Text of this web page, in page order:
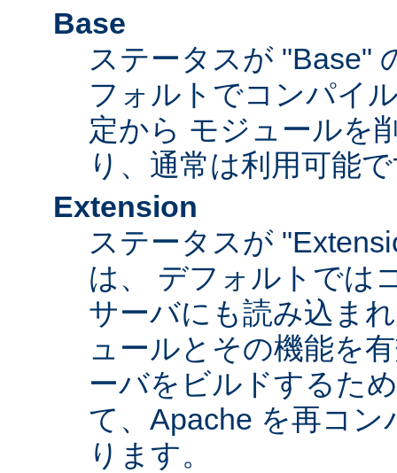
Base
ステータスが "Base"
フォルトでコンパイ
定から モジュールを
り、通常は利用可能
Extension
ステータスが
は、 デフォルトでは
サーバにも読み込ま
ュールとその機能を
ーバをビルドするた
て、Apache を再コ
ります。